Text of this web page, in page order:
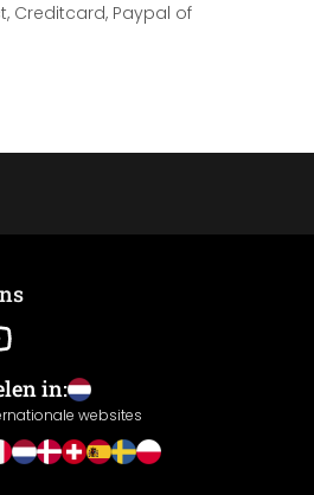
Creditcard, Paypal of
in:
websites